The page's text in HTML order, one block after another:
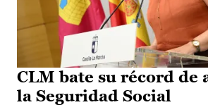
CLM bate su récord de
la Seguridad Social